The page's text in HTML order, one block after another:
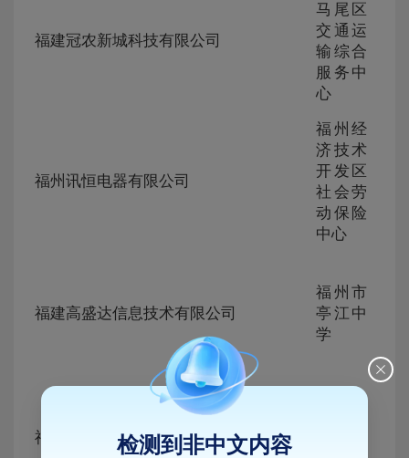
福建冠农新城科技有限公司
马尾区
交通运
输综合
服务中
心
福州讯恒电器有限公司
福州经
济技术
开发区
社会劳
动保险
中心
福建高盛达信息技术有限公司
福州市
亭江中
学
福建氢动实业发展有限公司
检测到非中文内容